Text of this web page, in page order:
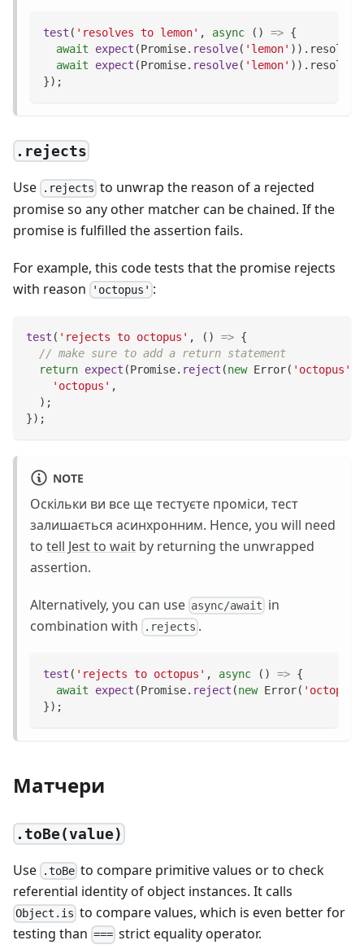
test ( 'resolves to lemon' , async ( ) => {
await
expect (Promise. resolve( 'lemon' ) ) . resolves
await
expect (Promise. resolve( 'lemon' ) ) . resolves
}) ;
.rejects
Use .rejects to unwrap the reason of a rejected
promise so any other matcher can be chained. If the
promise is fulfilled the assertion fails.
For example, this code tests that the promise rejects
with reason
'octopus' :
test ( 'rejects to octopus' , ( ) => {
// make sure to add a return statement
return expect (Promise. reject (new Error( 'octopus'
'octopus' ,
) ;
}) ;
NOTE
Оскільки ви все ще тестуєте проміси, тест
залишається асинхронним. Hence, you will need
to tell Jest to wait by returning the unwrapped
assertion.
Alternatively, you can use async/await in
combination with
.rejects .
test ( 'rejects to octopus' , async ( ) => {
await
expect (Promise. reject (new Error( 'octopus'
}) ;
Матчери
.toBe(value)
Use .toBe to compare primitive values or to check
referential identity of object instances. It calls
Object.is to compare values, which is even better for
testing than === strict equality operator.